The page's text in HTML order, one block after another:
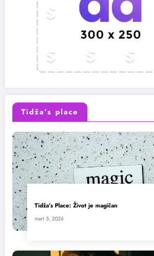
Tidža’s place
Tidža’s Place: Život je magičan
mart 5, 2026